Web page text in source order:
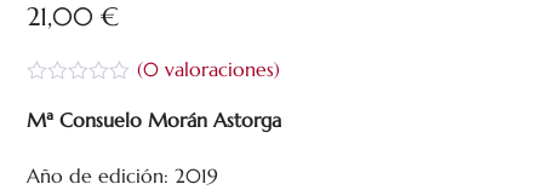
21,00€
a
r
(0valoraciones)
Mª Consuelo Morán Astorga
Año de edición: 2019